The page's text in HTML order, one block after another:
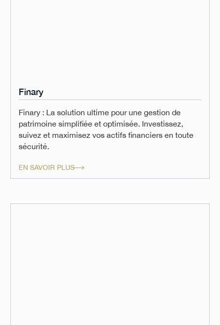
Finary
Finary : La solution ultime pour une gestion de
patrimoine simplifiée et optimisée. Investissez,
suivez et maximisez vos actifs financiers en toute
sécurité.
EN SAVOIR PLUS